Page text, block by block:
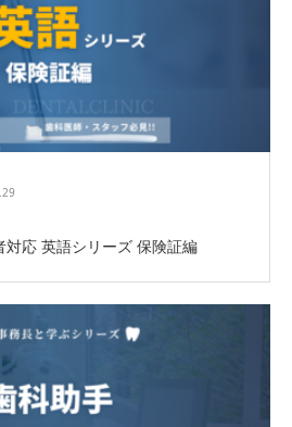
応 英語シリーズ 保険証編